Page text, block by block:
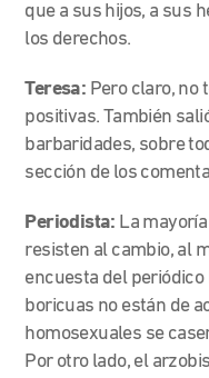
que a sus hijos, a sus
los derechos.
Teresa: Pero claro, no
positivas. También
barbaridades, sobre
sección de los
Periodista: La
resisten al cambio, al
encuesta del periódico
boricuas no están de
homosexuales se
Por otro lado, el